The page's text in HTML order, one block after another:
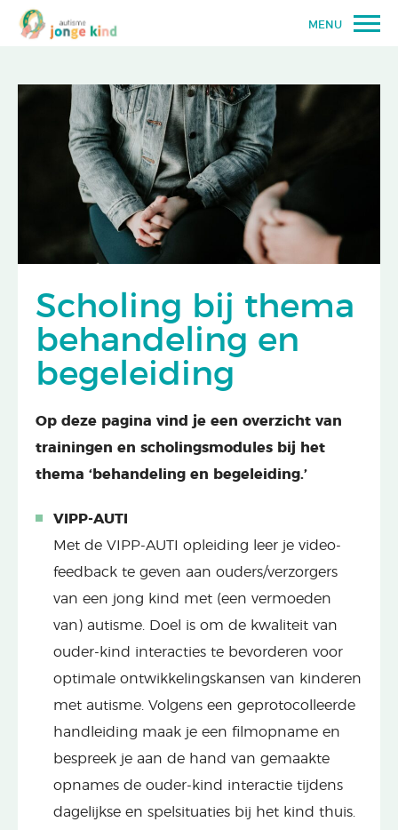
MENU
Scholing bij thema
behandeling en
begeleiding
Op deze pagina vind je een overzicht van
trainingen en scholingsmodules bij het
thema ‘behandeling en begeleiding.’
VIPP-AUTI
Met de VIPP-AUTI opleiding leer je video-
feedback te geven aan ouders/verzorgers
van een jong kind met (een vermoeden
van) autisme. Doel is om de kwaliteit van
ouder-kind interacties te bevorderen voor
optimale ontwikkelingskansen van kinderen
met autisme. Volgens een geprotocolleerde
handleiding maak je een filmopname en
bespreek je aan de hand van gemaakte
opnames de ouder-kind interactie tijdens
dagelijkse en spelsituaties bij het kind thuis.